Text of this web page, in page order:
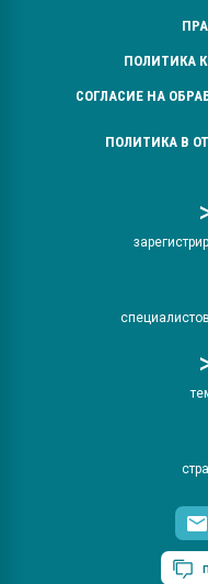
ПОЛИТИКА
СОГЛАСИЕ НА
ПОЛИТИКА В